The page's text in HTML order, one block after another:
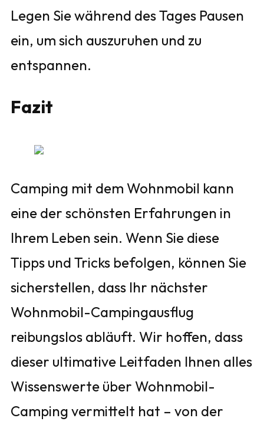
Legen Sie während des Tages Pausen
ein, um sich auszuruhen und zu
entspannen.
Fazit
Camping mit dem Wohnmobil kann
eine der schönsten Erfahrungen in
Ihrem Leben sein. Wenn Sie diese
Tipps und Tricks befolgen, können Sie
sicherstellen, dass Ihr nächster
Wohnmobil-Campingausflug
reibungslos abläuft. Wir hoffen, dass
dieser ultimative Leitfaden Ihnen alles
Wissenswerte über Wohnmobil-
Camping vermittelt hat – von der